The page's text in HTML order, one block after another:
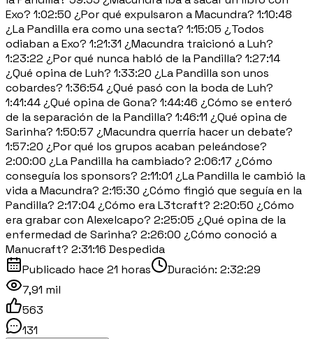
Exo? 1:02:50 ¿Por qué expulsaron a Macundra? 1:10:48
¿La Pandilla era como una secta? 1:15:05 ¿Todos
odiaban a Exo? 1:21:31 ¿Macundra traicionó a Luh?
1:23:22 ¿Por qué nunca habló de la Pandilla? 1:27:14
¿Qué opina de Luh? 1:33:20 ¿La Pandilla son unos
cobardes? 1:36:54 ¿Qué pasó con la boda de Luh?
1:41:44 ¿Qué opina de Gona? 1:44:46 ¿Cómo se enteró
de la separación de la Pandilla? 1:46:11 ¿Qué opina de
Sarinha? 1:50:57 ¿Macundra querría hacer un debate?
1:57:20 ¿Por qué los grupos acaban peleándose?
2:00:00 ¿La Pandilla ha cambiado? 2:06:17 ¿Cómo
conseguía los sponsors? 2:11:01 ¿La Pandilla le cambió la
vida a Macundra? 2:15:30 ¿Cómo fingió que seguía en la
Pandilla? 2:17:04 ¿Cómo era L3tcraft? 2:20:50 ¿Cómo
era grabar con Alexelcapo? 2:25:05 ¿Qué opina de la
enfermedad de Sarinha? 2:26:00 ¿Cómo conoció a
Manucraft? 2:31:16 Despedida
Publicado hace 21 horas Duración: 2:32:29
7,91 mil
563
131